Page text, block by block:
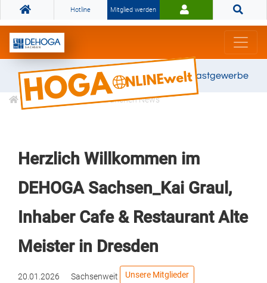
Hotline Mitglied werden
Gemeinsam stark für das Gastgewerbe
Informationen Branchen News
Herzlich Willkommen im
DEHOGA Sachsen_Kai Graul,
Inhaber Cafe & Restaurant Alte
Meister in Dresden
20.01.2026 Sachsenweit Unsere Mitglieder